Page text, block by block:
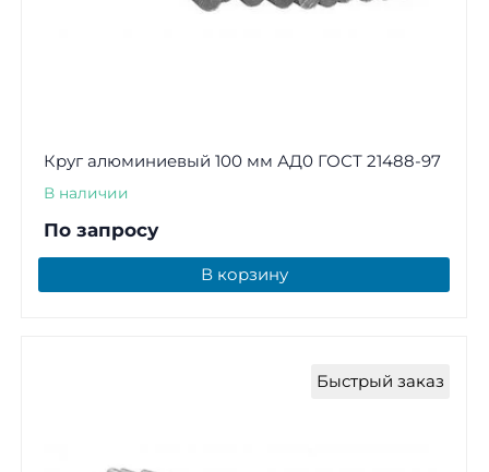
Круг алюминиевый 100 мм АД0 ГОСТ 21488-97
В наличии
По запросу
В корзину
Быстрый заказ